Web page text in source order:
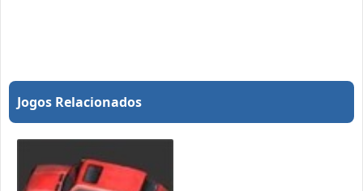
Jogos Relacionados